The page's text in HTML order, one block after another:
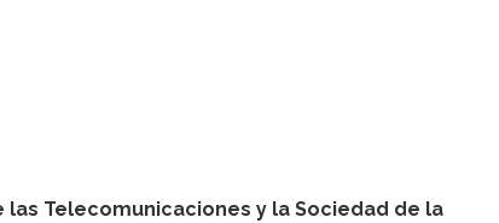
las Telecomunicaciones y la Sociedad de la